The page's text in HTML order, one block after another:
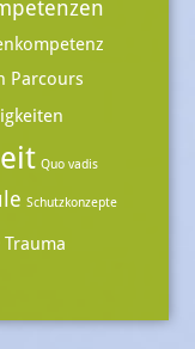
Parcours
Quo vadis
Schutzkonzepte
Trauma